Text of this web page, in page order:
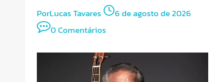
PorLucas Tavares
6 de agosto de 2026
0 Comentários